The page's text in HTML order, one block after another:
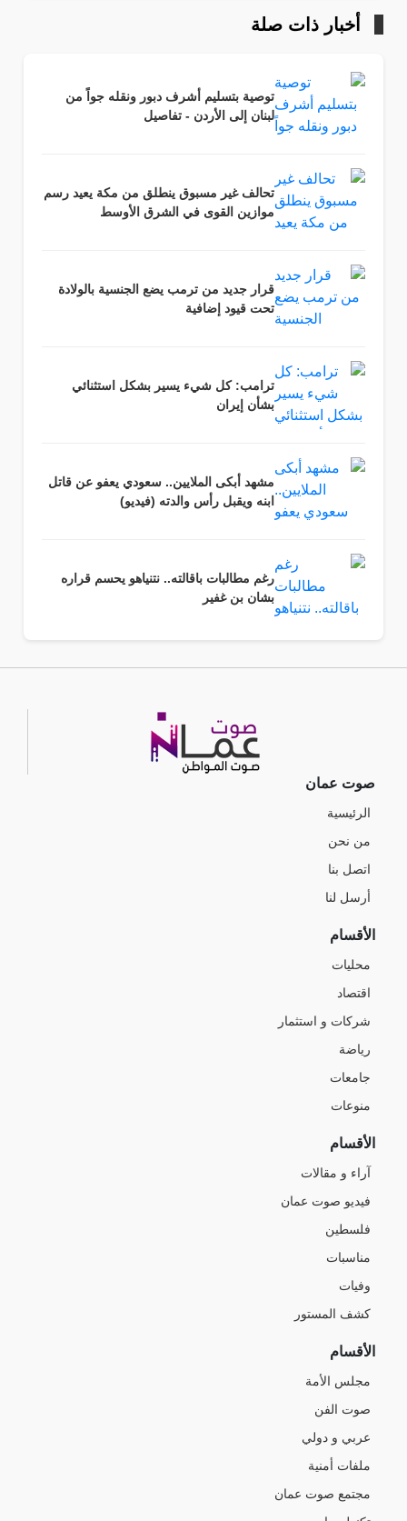
أخبار ذات صلة
توصية بتسليم أشرف دبور ونقله جواً من
لبنان إلى الأردن - تفاصيل
تحالف غير مسبوق ينطلق من مكة يعيد رسم
موازين القوى في الشرق الأوسط
قرار جديد من ترمب يضع الجنسية بالولادة
تحت قيود إضافية
ترامب: كل شيء يسير بشكل استثنائي
بشأن إيران
مشهد أبكى الملايين.. سعودي يعفو عن قاتل
ابنه ويقبل رأس والدته (فيديو)
رغم مطالبات باقالته.. نتنياهو يحسم قراره
بشان بن غفير
صوت عمان
الرئيسية
من نحن
اتصل بنا
أرسل لنا
الأقسام
محليات
اقتصاد
شركات و استثمار
رياضة
جامعات
منوعات
الأقسام
آراء و مقالات
فيديو صوت عمان
فلسطين
مناسبات
وفيات
كشف المستور
الأقسام
مجلس الأمة
صوت الفن
عربي و دولي
ملفات أمنية
مجتمع صوت عمان